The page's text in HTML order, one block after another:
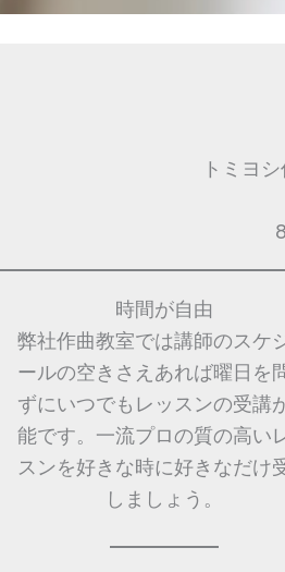
トミヨ
時間が自由
弊社作曲教室では講師のスケ
ールの空きさえあれば曜日を
ずにいつでもレッスンの受講
能です。一流プロの質の高い
スンを好きな時に好きなだけ
しましょう。